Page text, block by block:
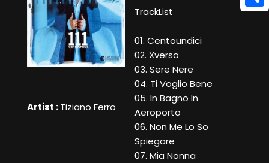
Artist :Tiziano Ferro
TrackList
01. Centoundici
02. Xverso
03. Sere Nere
04. Ti Voglio Bene
05. In Bagno In
Aeroporto
06. Non Me Lo So
Spiegare
07. Mia Nonna